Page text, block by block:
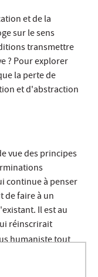
et de la
sur le sens
transmettre
? Pour explorer
la perte de
et d'abstraction
vue des principes
continue à penser
de faire à un
Il est au
réinscrirait
humaniste tout